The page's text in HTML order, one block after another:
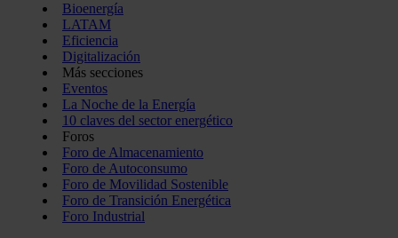
Bioenergía
LATAM
Eficiencia
Digitalización
Más secciones
Eventos
La Noche de la Energía
10 claves del sector energético
Foros
Foro de Almacenamiento
Foro de Autoconsumo
Foro de Movilidad Sostenible
Foro de Transición Energética
Foro Industrial